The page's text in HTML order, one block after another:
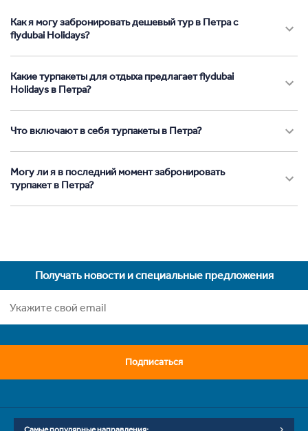
Как я могу забронировать дешевый тур в Петра с
flydubai Holidays?
Какие турпакеты для отдыха предлагает flydubai
Holidays в Петра?
Что включают в себя турпакеты в Петра?
Могу ли я в последний момент забронировать
турпакет в Петра?
Получать новости и специальные предложения
Подписаться